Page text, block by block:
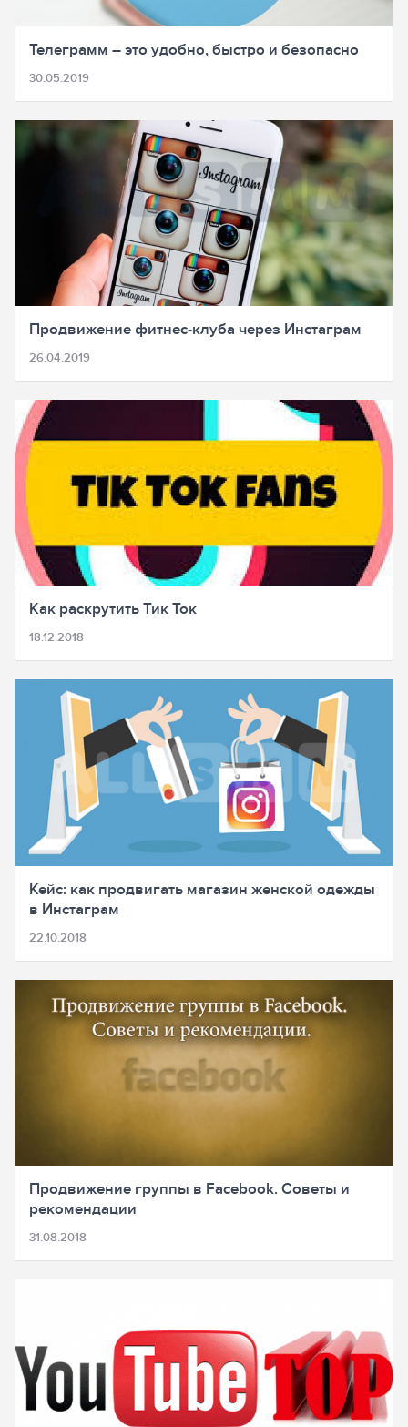
Телеграмм – это удобно, быстро и безопасно
30.05.2019
Продвижение фитнес-клуба через Инстаграм
26.04.2019
Как раскрутить Тик Ток
18.12.2018
Кейс: как продвигать магазин женской одежды
в Инстаграм
22.10.2018
Продвижение группы в Facebook. Советы и
рекомендации
31.08.2018